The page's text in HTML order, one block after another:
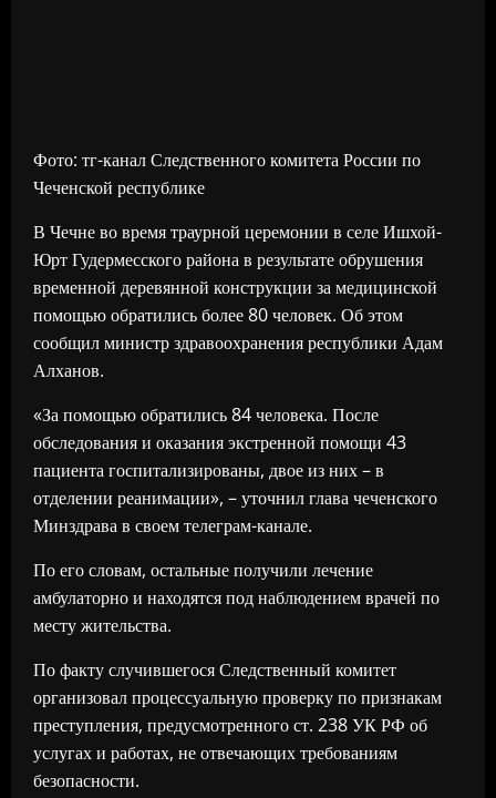
Фото: тг-канал Следственного комитета России по
Чеченской республике
В Чечне во время траурной церемонии в селе Ишхой-
Юрт Гудермесского района в результате обрушения
временной деревянной конструкции за медицинской
помощью обратились более 80 человек. Об этом
сообщил министр здравоохранения республики Адам
Алханов.
«За помощью обратились 84 человека. После
обследования и оказания экстренной помощи 43
пациента госпитализированы, двое из них – в
отделении реанимации», – уточнил глава чеченского
Минздрава в своем телеграм-канале.
По его словам, остальные получили лечение
амбулаторно и находятся под наблюдением врачей по
месту жительства.
По факту случившегося Следственный комитет
организовал процессуальную проверку по признакам
преступления, предусмотренного ст. 238 УК РФ об
услугах и работах, не отвечающих требованиям
безопасности.